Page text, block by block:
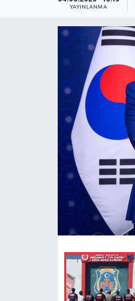
YAYINLANMA
Bi̇li̇m & Teknoloji̇